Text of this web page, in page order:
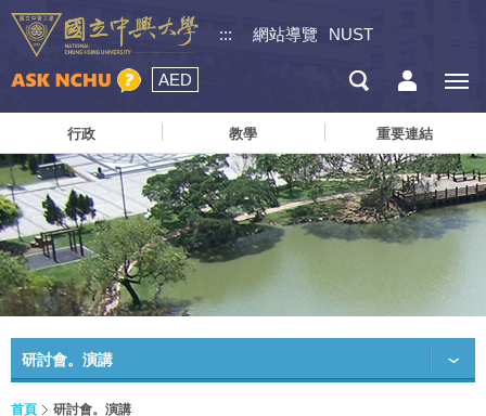
::: 網站導覽 NUST
AED
行政 教學 重要連結
研討會。演講
首頁 研討會。演講